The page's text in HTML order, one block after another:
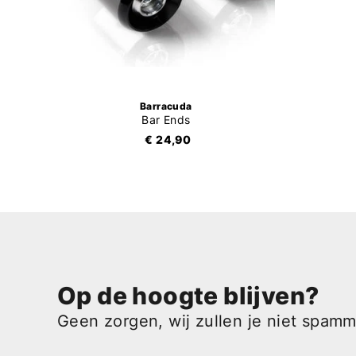
Barracuda
Bar Ends
€ 24,90
Op de hoogte blijven?
Geen zorgen, wij zullen je niet